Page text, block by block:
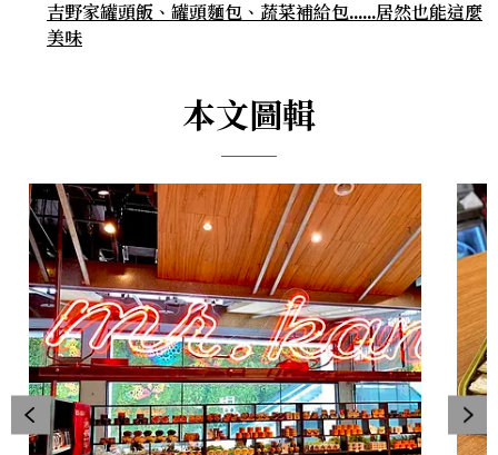
吉野家罐頭飯、罐頭麵包、蔬菜補給包……居然也能這麼
美味
本文圖輯